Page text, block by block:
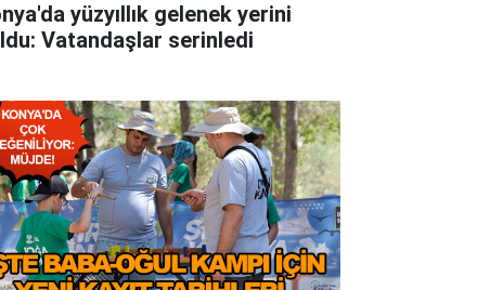
yüzyıllık gelenek yerini
Vatandaşlar serinledi